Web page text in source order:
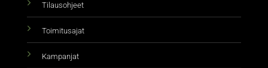
Tilausohjeet
Toimitusajat
Kampanjat